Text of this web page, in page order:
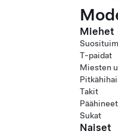
Miehet
T-paidat
Miesten
Takit
Päähineet
Sukat
Naiset